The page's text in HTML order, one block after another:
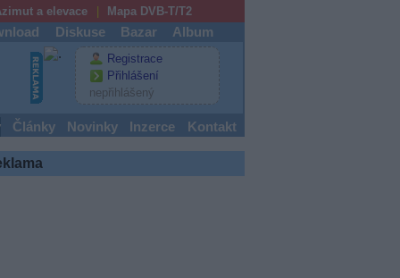
a elevace Mapa DVB-T/T2
Diskuse Bazar Album
Registrace
Přihlášení
nepřihlášený
Články Novinky Inzerce Kontakt